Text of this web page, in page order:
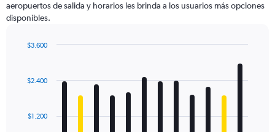
aeropuertos de salida y horarios les brinda a los usuarios más opciones
disponibles.
with
12
The
$1.200
$2.400
$3.600